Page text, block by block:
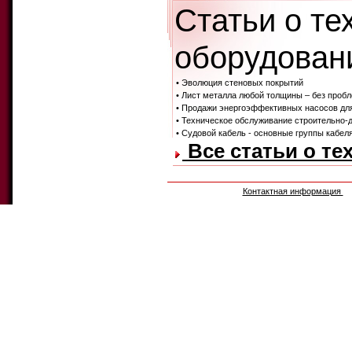
Статьи о
• Эволюция стеновых покрытий
• Лист металла любой толщины – без
• Продажи энергоэффективных насосов
• Техническое обслуживание строительно-
• Судовой кабель - основные группы
Все статьи о
Контактная информация